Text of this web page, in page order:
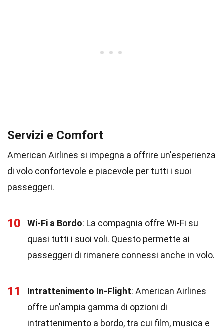
Servizi e Comfort
American Airlines si impegna a offrire un'esperienza
di volo confortevole e piacevole per tutti i suoi
passeggeri.
10 Wi-Fi a Bordo: La compagnia offre Wi-Fi su
quasi tutti i suoi voli. Questo permette ai
passeggeri di rimanere connessi anche in volo.
11 Intrattenimento In-Flight: American Airlines
offre un'ampia gamma di opzioni di
intrattenimento a bordo, tra cui film, musica e